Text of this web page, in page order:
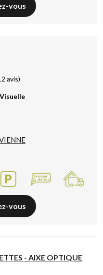
vous
avis)
vous
- AIXE OPTIQUE